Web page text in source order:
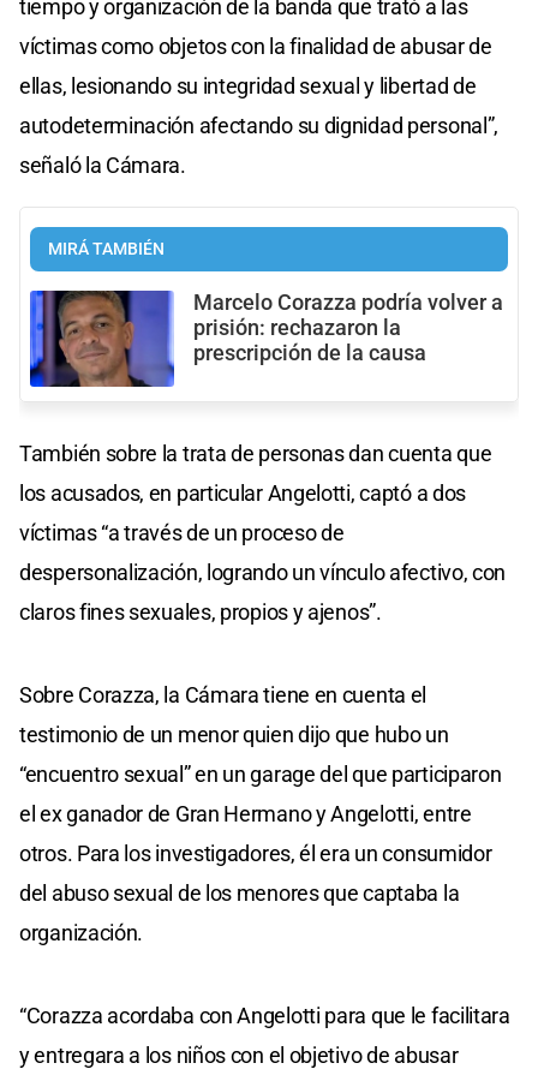
tiempo y organización de la banda que trató a las
víctimas como objetos con la finalidad de abusar de
ellas, lesionando su integridad sexual y libertad de
autodeterminación afectando su dignidad personal”,
señaló la Cámara.
MIRÁ TAMBIÉN
Marcelo Corazza podría volver a
prisión: rechazaron la
prescripción de la causa
También sobre la trata de personas dan cuenta que
los acusados, en particular Angelotti, captó a dos
víctimas “a través de un proceso de
despersonalización, logrando un vínculo afectivo, con
claros fines sexuales, propios y ajenos”.
Sobre Corazza, la Cámara tiene en cuenta el
testimonio de un menor quien dijo que hubo un
“encuentro sexual” en un garage del que participaron
el ex ganador de Gran Hermano y Angelotti, entre
otros. Para los investigadores, él era un consumidor
del abuso sexual de los menores que captaba la
organización.
“Corazza acordaba con Angelotti para que le facilitara
y entregara a los niños con el objetivo de abusar